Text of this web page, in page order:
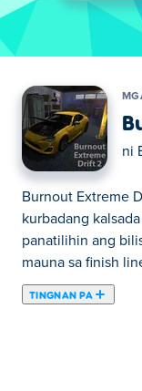
ni
Burnout Extreme
kurbadang
panatilihin ang
mauna sa finish
TINGNAN PA